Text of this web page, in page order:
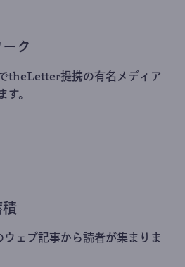
ク
theLetter提携の有名メディア
す。
積
ェブ記事から読者が集まりま